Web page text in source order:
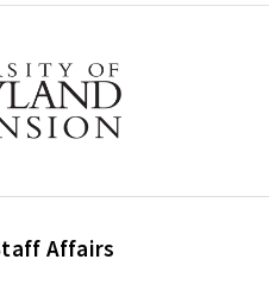
Affairs